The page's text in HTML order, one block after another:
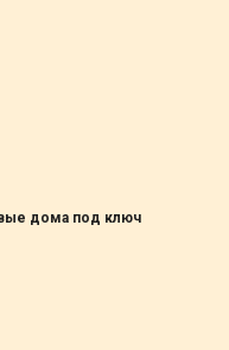
дома под ключ